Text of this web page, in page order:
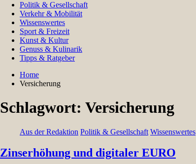
Politik & Gesellschaft
Verkehr & Mobilität
Wissenswertes
Sport & Freizeit
Kunst & Kultur
Genuss & Kulinarik
Tipps & Ratgeber
Home
Versicherung
Schlagwort: Versicherung
Aus der Redaktion Politik & Gesellschaft Wissenswertes
Zinserhöhung und digitaler EURO